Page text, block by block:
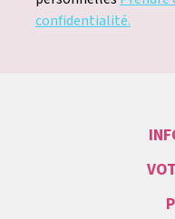
confidentialité.